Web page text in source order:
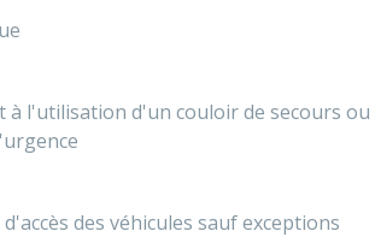
l'utilisation d'un couloir de secours ou
des véhicules sauf exceptions